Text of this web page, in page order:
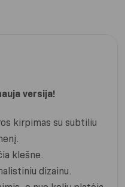
versija!
kirpimas su subtiliu
klešne.
dizainu.